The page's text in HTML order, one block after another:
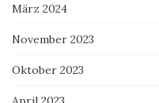
März 2024
November 2023
Oktober 2023